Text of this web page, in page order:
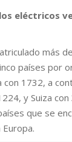
eléctricos
más
países por
1732, a
y Suiza
que se